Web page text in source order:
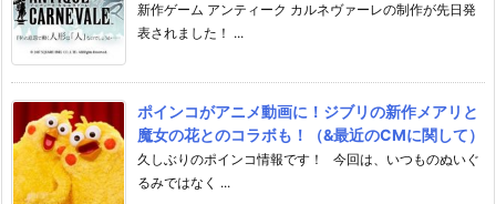
新作ゲーム アンティーク カルネヴァーレの制作が先日発
表されました！ ...
ポインコがアニメ動画に！ジブリの新作メアリと
魔女の花とのコラボも！（&最近のCMに関して）
久しぶりのポインコ情報です！ 今回は、いつものぬいぐ
るみではなく ...